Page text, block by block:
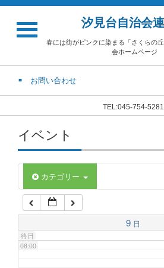
汐見台自治会
春には街がピンクに染まる「さくらの
会ホームページ
お問い合わせ
TEL:045-754-5281
イベント
カテゴリー
9 日
終日
02:00
03:00
05:00
06:00
07:00
08:00